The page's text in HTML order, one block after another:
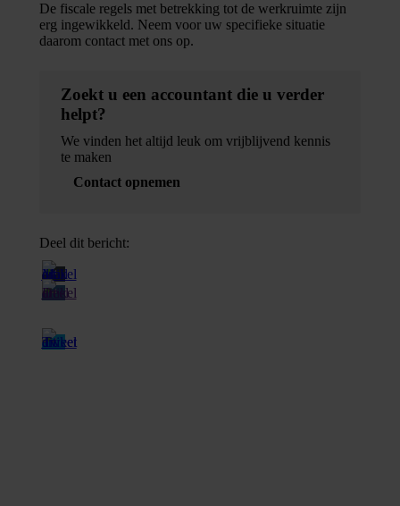
De fiscale regels met betrekking tot de werkruimte zijn
erg ingewikkeld. Neem voor uw specifieke situatie
daarom contact met ons op.
Zoekt u een accountant die u verder
helpt?
We vinden het altijd leuk om vrijblijvend kennis
te maken
Contact opnemen
Deel dit bericht: